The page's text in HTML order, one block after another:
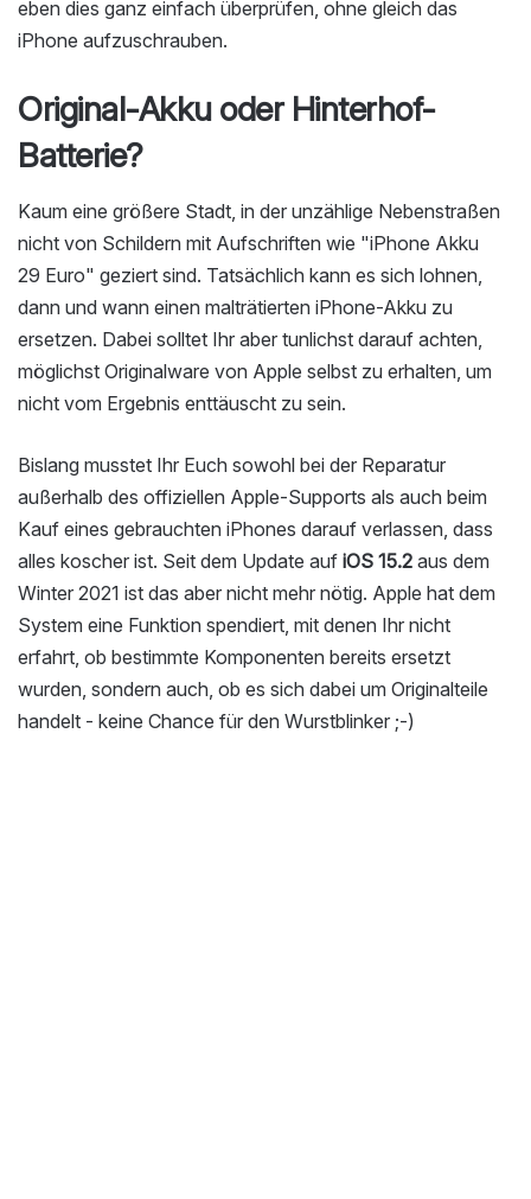
eben dies ganz einfach überprüfen, ohne gleich das
iPhone aufzuschrauben.
Original-Akku oder Hinterhof-
Batterie?
Kaum eine größere Stadt, in der unzählige Nebenstraßen
nicht von Schildern mit Aufschriften wie "iPhone Akku
29 Euro" geziert sind. Tatsächlich kann es sich lohnen,
dann und wann einen malträtierten iPhone-Akku zu
ersetzen. Dabei solltet Ihr aber tunlichst darauf achten,
möglichst Originalware von Apple selbst zu erhalten, um
nicht vom Ergebnis enttäuscht zu sein.
Bislang musstet Ihr Euch sowohl bei der Reparatur
außerhalb des offiziellen Apple-Supports als auch beim
Kauf eines gebrauchten iPhones darauf verlassen, dass
alles koscher ist. Seit dem Update auf iOS 15.2 aus dem
Winter 2021 ist das aber nicht mehr nötig. Apple hat dem
System eine Funktion spendiert, mit denen Ihr nicht
erfahrt, ob bestimmte Komponenten bereits ersetzt
wurden, sondern auch, ob es sich dabei um Originalteile
handelt - keine Chance für den Wurstblinker ;-)